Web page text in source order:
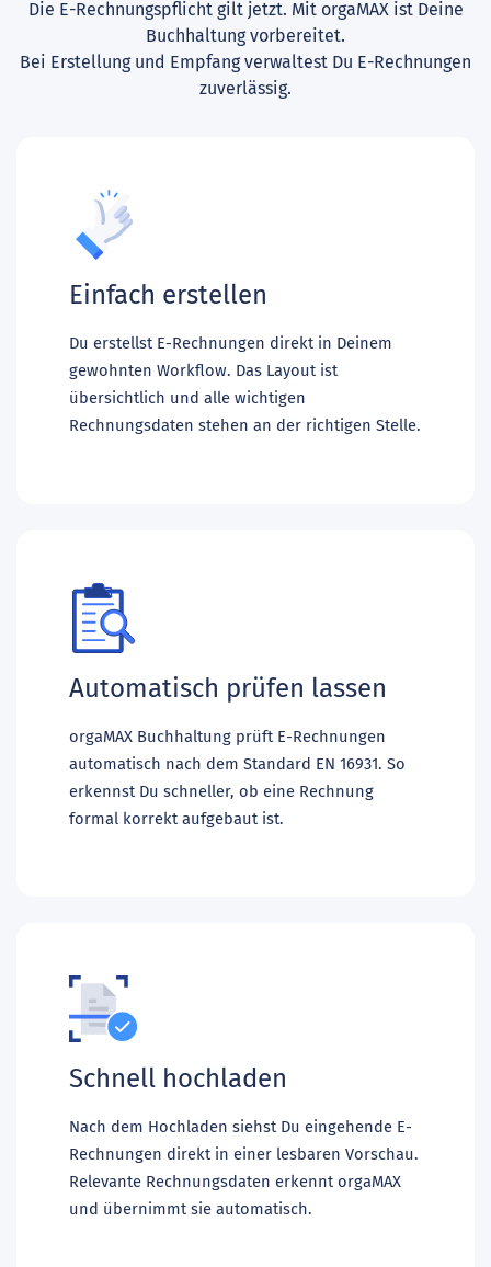
Die E-Rechnungspflicht gilt jetzt. Mit orgaMAX ist Deine
Buchhaltung vorbereitet.
Bei Erstellung und Empfang verwaltest Du E-Rechnungen
zuverlässig.
Einfach erstellen
Du erstellst E-Rechnungen direkt in Deinem
gewohnten Workflow. Das Layout ist
übersichtlich und alle wichtigen
Rechnungsdaten stehen an der richtigen Stelle.
Automatisch prüfen lassen
orgaMAX Buchhaltung prüft E-Rechnungen
automatisch nach dem Standard EN 16931. So
erkennst Du schneller, ob eine Rechnung
formal korrekt aufgebaut ist.
Schnell hochladen
Nach dem Hochladen siehst Du eingehende E-
Rechnungen direkt in einer lesbaren Vorschau.
Relevante Rechnungsdaten erkennt orgaMAX
und übernimmt sie automatisch.